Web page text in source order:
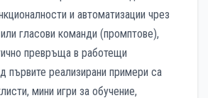
и автоматизации чрез
гласови команди (промптове),
превръща в работещи
първите реализирани примери са
мини игри за обучение,